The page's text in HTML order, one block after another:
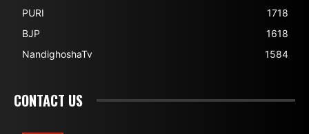
PURI
1718
BJP
1618
NandighoshaTv
1584
CONTACT US